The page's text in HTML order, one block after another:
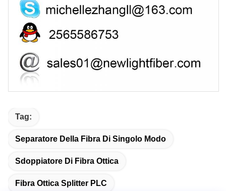
Tag:
Separatore Della Fibra Di Singolo Modo
Sdoppiatore Di Fibra Ottica
Fibra Ottica Splitter PLC